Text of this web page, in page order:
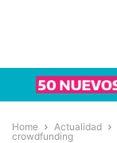
Home Actualidad
crowdfunding